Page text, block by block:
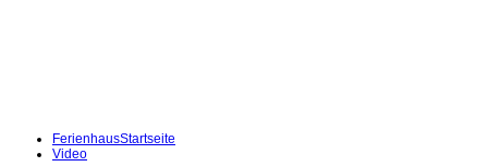
FerienhausStartseite
Video